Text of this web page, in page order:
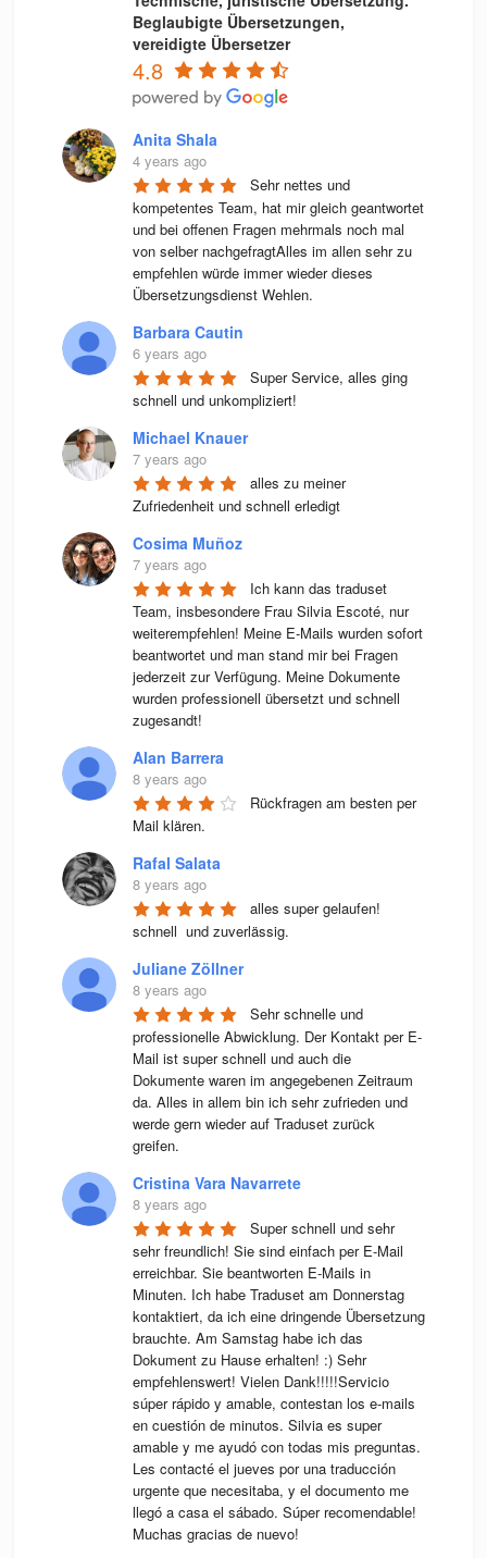
Beglaubigte Übersetzungen,
vereidigte Übersetzer
4.8
Anita Shala
4 years ago
Sehr nettes und
kompetentes Team, hat mir gleich geantwortet
und bei offenen Fragen mehrmals noch mal
von selber nachgefragtAlles im allen sehr zu
empfehlen würde immer wieder dieses
Übersetzungsdienst Wehlen.
Barbara Cautin
6 years ago
Super Service, alles ging
schnell und unkompliziert!
Michael Knauer
7 years ago
alles zu meiner
Zufriedenheit und schnell erledigt
Cosima Muñoz
7 years ago
Ich kann das traduset
Team, insbesondere Frau Silvia Escoté, nur
weiterempfehlen! Meine E-Mails wurden sofort
beantwortet und man stand mir bei Fragen
jederzeit zur Verfügung. Meine Dokumente
wurden professionell übersetzt und schnell
zugesandt!
Alan Barrera
8 years ago
Rückfragen am besten per
Mail klären.
Rafal Salata
8 years ago
alles super gelaufen!
schnell  und zuverlässig.
Juliane Zöllner
8 years ago
Sehr schnelle und
professionelle Abwicklung. Der Kontakt per E-
Mail ist super schnell und auch die
Dokumente waren im angegebenen Zeitraum
da. Alles in allem bin ich sehr zufrieden und
werde gern wieder auf Traduset zurück
greifen.
Cristina Vara Navarrete
8 years ago
Super schnell und sehr
sehr freundlich! Sie sind einfach per E-Mail
erreichbar. Sie beantworten E-Mails in
Minuten. Ich habe Traduset am Donnerstag
kontaktiert, da ich eine dringende Übersetzung
brauchte. Am Samstag habe ich das
Dokument zu Hause erhalten! :) Sehr
empfehlenswert! Vielen Dank!!!!!Servicio
súper rápido y amable, contestan los e-mails
en cuestión de minutos. Silvia es super
amable y me ayudó con todas mis preguntas.
Les contacté el jueves por una traducción
urgente que necesitaba, y el documento me
llegó a casa el sábado. Súper recomendable!
Muchas gracias de nuevo!